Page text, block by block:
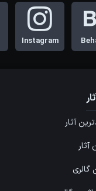
Instagram
آثار
آثار
گالری